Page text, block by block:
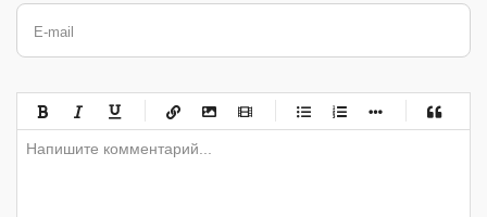
E-mail
-
-
-